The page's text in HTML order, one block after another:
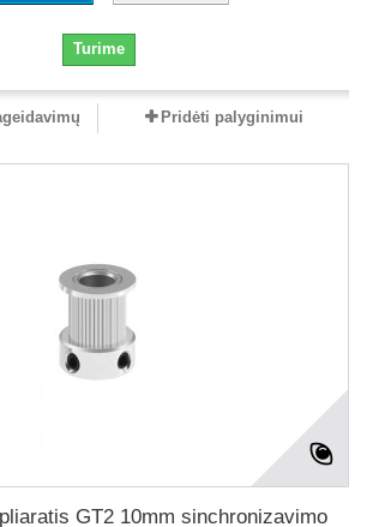
Turime
Pridėti palyginimui
GT2 10mm sinchronizavimo